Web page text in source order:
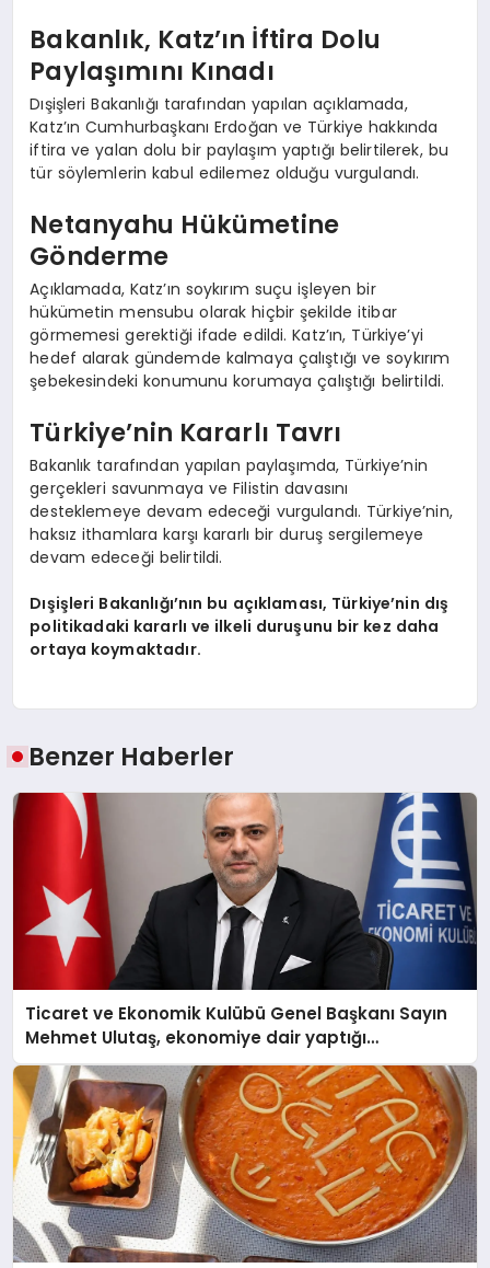
Bakanlık, Katz’ın İftira Dolu
Paylaşımını Kınadı
Dışişleri Bakanlığı tarafından yapılan açıklamada,
Katz’ın Cumhurbaşkanı Erdoğan ve Türkiye hakkında
iftira ve yalan dolu bir paylaşım yaptığı belirtilerek, bu
tür söylemlerin kabul edilemez olduğu vurgulandı.
Netanyahu Hükümetine
Gönderme
Açıklamada, Katz’ın soykırım suçu işleyen bir
hükümetin mensubu olarak hiçbir şekilde itibar
görmemesi gerektiği ifade edildi. Katz’ın, Türkiye’yi
hedef alarak gündemde kalmaya çalıştığı ve soykırım
şebekesindeki konumunu korumaya çalıştığı belirtildi.
Türkiye’nin Kararlı Tavrı
Bakanlık tarafından yapılan paylaşımda, Türkiye’nin
gerçekleri savunmaya ve Filistin davasını
desteklemeye devam edeceği vurgulandı. Türkiye’nin,
haksız ithamlara karşı kararlı bir duruş sergilemeye
devam edeceği belirtildi.
Dışişleri Bakanlığı’nın bu açıklaması, Türkiye’nin dış
politikadaki kararlı ve ilkeli duruşunu bir kez daha
ortaya koymaktadır.
Benzer Haberler
Ticaret ve Ekonomik Kulübü Genel Başkanı Sayın
Mehmet Ulutaş, ekonomiye dair yaptığı
açıklamada şunları kaydetti: